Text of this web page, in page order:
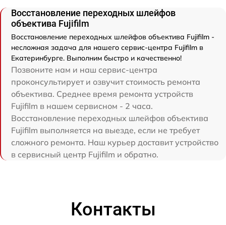
Восстановление переходных шлейфов
объектива Fujifilm
Восстановление переходных шлейфов объектива Fujifilm -
несложная задача для нашего сервис-центра Fujifilm в
Екатеринбурге. Выполним быстро и качественно!
Позвоните нам и наш сервис-центра
проконсультирует и озвучит стоимость ремонта
объектива. Среднее время ремонта устройств
Fujifilm в нашем сервисном - 2 часа.
Восстановление переходных шлейфов объектива
Fujifilm выполняется на выезде, если не требует
сложного ремонта. Наш курьер доставит устройство
в сервисный центр Fujifilm и обратно.
Контакты